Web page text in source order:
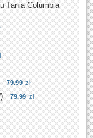
Tania Columbia
79.99 zł
79.99 zł